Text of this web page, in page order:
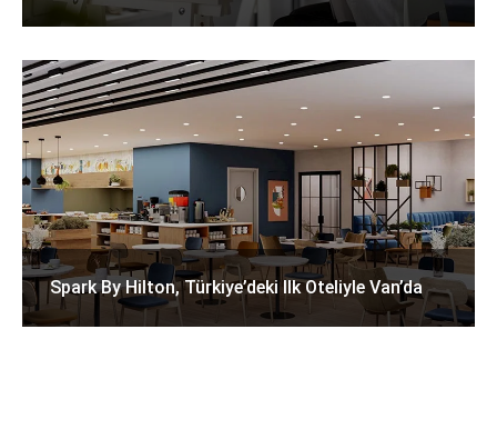
Spark By Hilton, Türkiye’deki Ilk Oteliyle Van’da